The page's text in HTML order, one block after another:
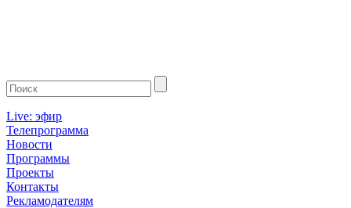
Live: эфир
Телепрограмма
Новости
Программы
Проекты
Контакты
Рекламодателям